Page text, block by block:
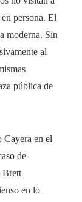
persona. El
moderna. Sin
al
pública de
Cayera en el
de
Brett
en lo